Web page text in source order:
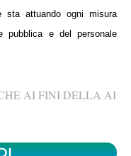
sta attuando ogni misura
pubblica e del personale
AI FINI DELLA AI